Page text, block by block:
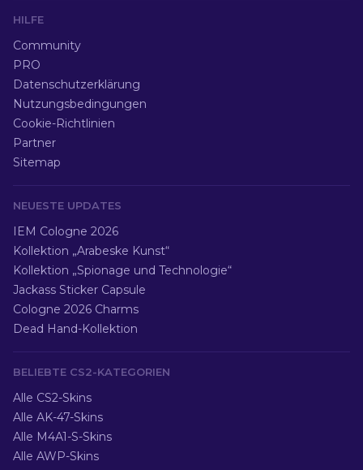
HILFE
Community
PRO
Datenschutzerklärung
Nutzungsbedingungen
Cookie-Richtlinien
Partner
Sitemap
NEUESTE UPDATES
IEM Cologne 2026
Kollektion „Arabeske Kunst“
Kollektion „Spionage und Technologie“
Jackass Sticker Capsule
Cologne 2026 Charms
Dead Hand-Kollektion
BELIEBTE CS2-KATEGORIEN
Alle CS2-Skins
Alle AK-47-Skins
Alle M4A1-S-Skins
Alle AWP-Skins